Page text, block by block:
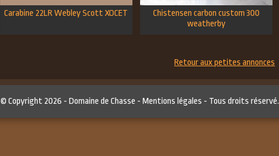
Carabine 22LR Webley Scott XOCET
Chistensen carbon custom 300
weatherby
Retour aux petites annonces
© Copyright 2026 - Domaine de Chasse - Mentions légales - Tous droits réservé.